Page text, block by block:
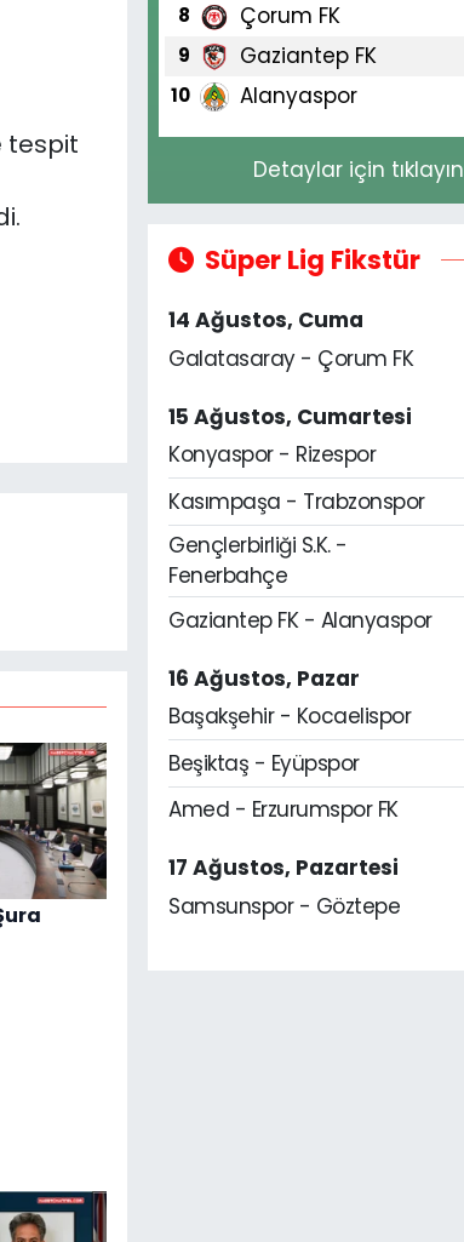
tespit
8 Çorum FK
9 Gaziantep FK
10 Alanyaspor
Detaylar için tıklayın
Süper Lig Fikstür
14 Ağustos, Cuma
Galatasaray - Çorum FK
15 Ağustos, Cumartesi
Konyaspor - Rizespor
Kasımpaşa - Trabzonspor
Gençlerbirliği S.K. -
Fenerbahçe
Gaziantep FK - Alanyaspor
16 Ağustos, Pazar
Başakşehir - Kocaelispor
Beşiktaş - Eyüpspor
Amed - Erzurumspor FK
17 Ağustos, Pazartesi
Samsunspor - Göztepe